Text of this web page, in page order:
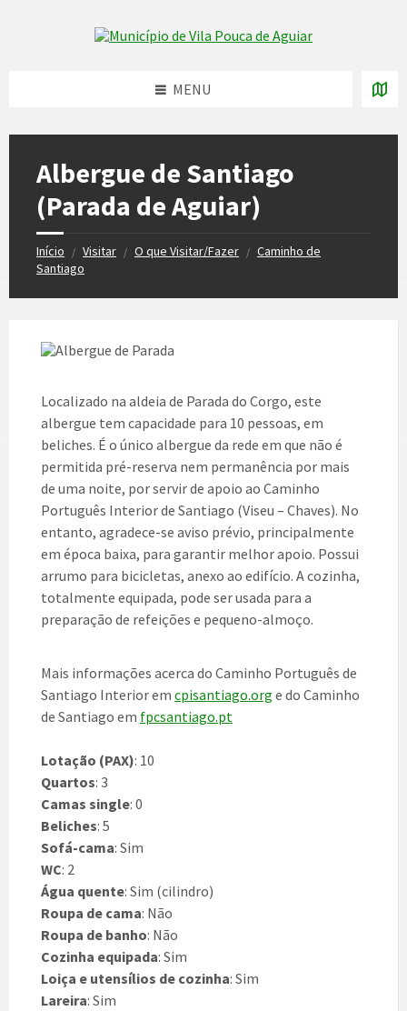
Skip to content
MENU
Albergue de Santiago
(Parada de Aguiar)
Início / Visitar / O que Visitar/Fazer / Caminho de
Santiago
Localizado na aldeia de Parada do Corgo, este
albergue tem capacidade para 10 pessoas, em
beliches. É o único albergue da rede em que não é
permitida pré-reserva nem permanência por mais
de uma noite, por servir de apoio ao Caminho
Português Interior de Santiago (Viseu – Chaves). No
entanto, agradece-se aviso prévio, principalmente
em época baixa, para garantir melhor apoio. Possui
arrumo para bicicletas, anexo ao edifício. A cozinha,
totalmente equipada, pode ser usada para a
preparação de refeições e pequeno-almoço.
Mais informações acerca do Caminho Português de
Santiago Interior em cpisantiago.org e do Caminho
de Santiago em fpcsantiago.pt
Lotação (PAX): 10
Quartos: 3
Camas single: 0
Beliches: 5
Sofá-cama: Sim
WC: 2
Água quente: Sim (cilindro)
Roupa de cama: Não
Roupa de banho: Não
Cozinha equipada: Sim
Loiça e utensílios de cozinha: Sim
Lareira: Sim